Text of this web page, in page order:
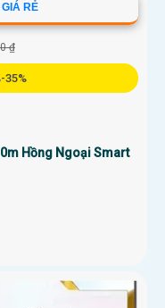
RẺ
₫
35%
Hồng Ngoại Smart